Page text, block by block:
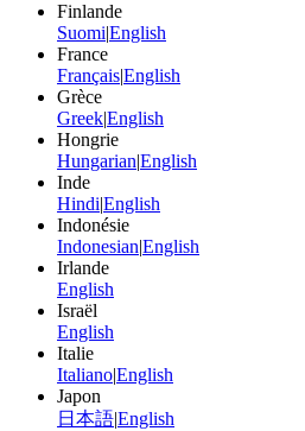
Finlande
SuomiEnglish
France
FrançaisEnglish
Grèce
GreekEnglish
Hongrie
HungarianEnglish
Inde
HindiEnglish
Indonésie
IndonesianEnglish
Irlande
English
Israël
English
Italie
ItalianoEnglish
Japon
日本語English